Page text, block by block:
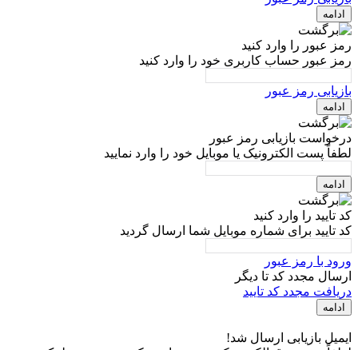
ادامه
رمز عبور را وارد کنید
رمز عبور حساب کاربری خود را وارد کنید
بازیابی رمز عبور
ادامه
درخواست بازیابی رمز عبور
لطفاً پست الکترونیک یا موبایل خود را وارد نمایید
ادامه
کد تایید را وارد کنید
کد تایید برای شماره موبایل شما ارسال گردید
ورود با رمز عبور
ارسال مجدد کد تا دیگر
دریافت مجدد کد تایید
ادامه
ایمیل بازیابی ارسال شد!